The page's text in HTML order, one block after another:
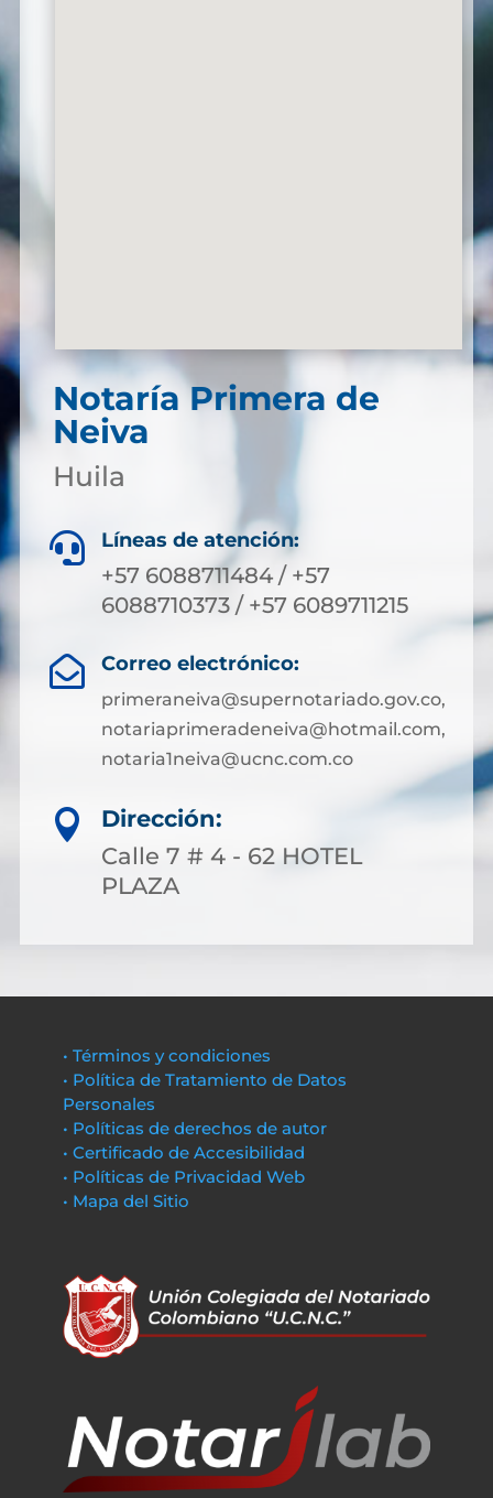
Notaría Primera de
Neiva
Huila
 Líneas de atención:
+57 6088711484 / +57
6088710373 / +57 6089711215
 Correo electrónico:
primeraneiva@supernotariado.gov.co,
notariaprimeradeneiva@hotmail.com,
notaria1neiva@ucnc.com.co

Dirección:
Calle 7 # 4 - 62 HOTEL
PLAZA
• Términos y condiciones
• Política de Tratamiento de Datos
Personales
• Políticas de derechos de autor
• Certificado de Accesibilidad
• Políticas de Privacidad Web
• Mapa del Sitio